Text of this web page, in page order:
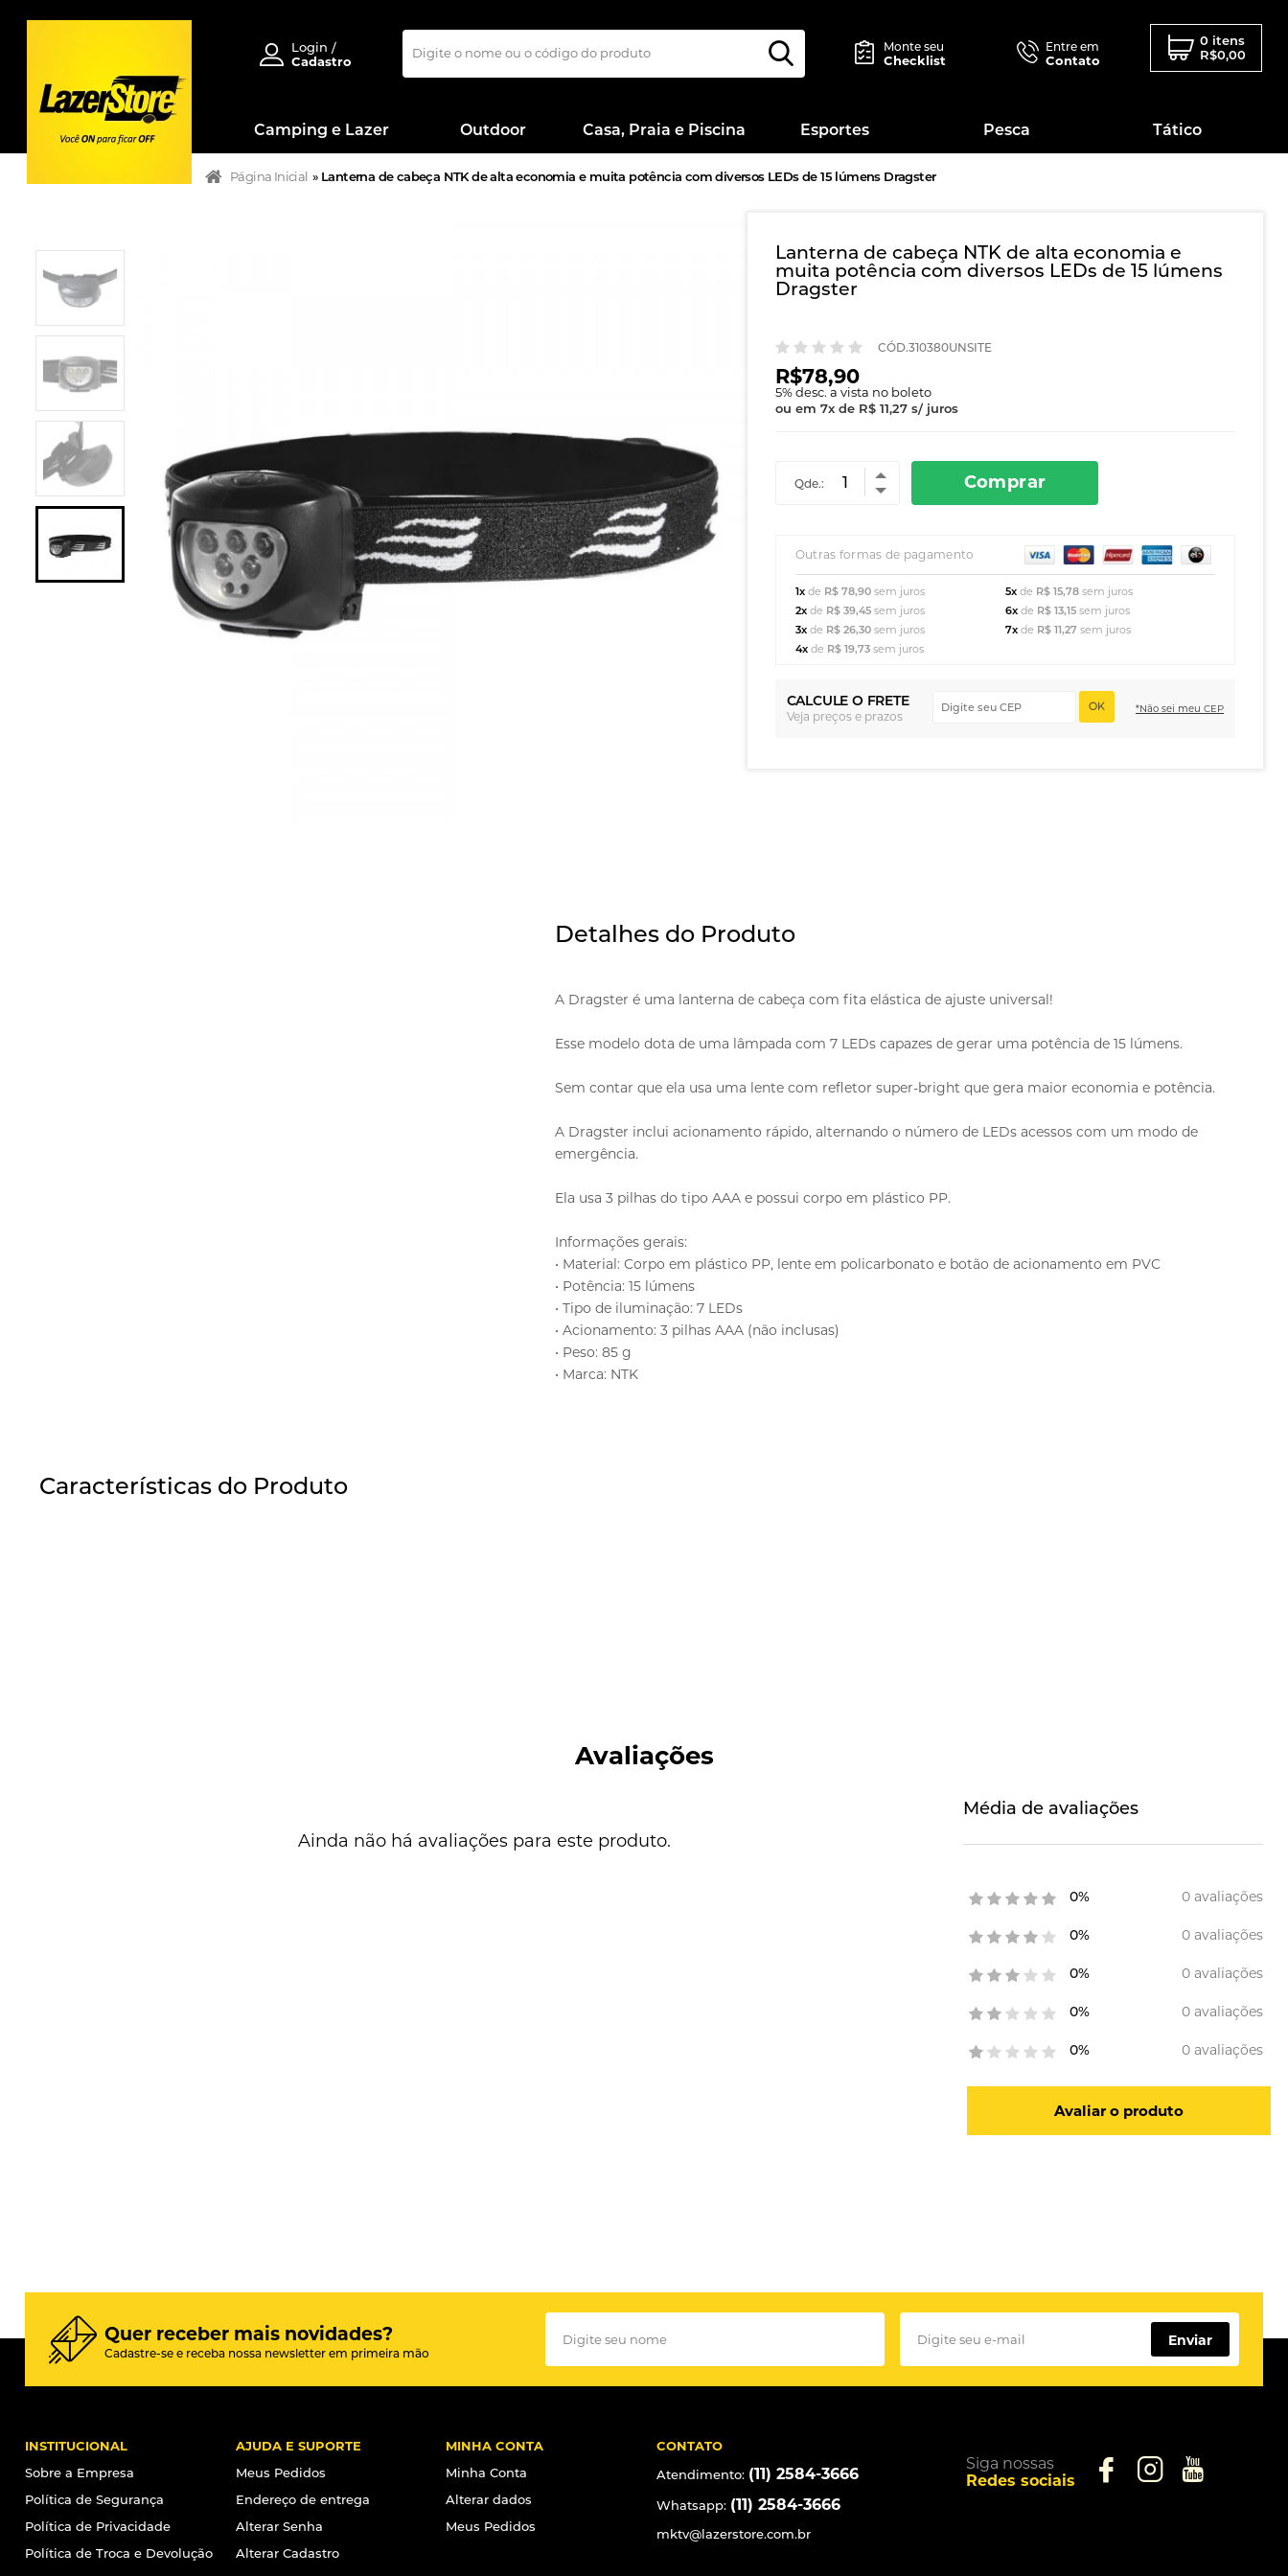
Login /
Cadastro
Monte seu
Checklist
Entre em
Contato
0 itens
R$0,00
Camping e Lazer Outdoor Casa, Praia e Piscina Esportes Pesca Tático
Página Inicial » Lanterna de cabeça NTK de alta economia e muita potência com diversos LEDs de 15 lúmens Dragster
Lanterna de cabeça NTK de alta economia e
muita potência com diversos LEDs de 15 lúmens
Dragster
CÓD.310380UNSITE
R$78,90
5% desc. a vista no boleto
ou em 7xde R$ 11,27s/ juros
Qde.: Comprar
Outras formas de pagamento
1x de R$ 78,90sem juros
2x de R$ 39,45sem juros
3x de R$ 26,30sem juros
4x de R$ 19,73sem juros
5x de R$ 15,78sem juros
6x de R$ 13,15sem juros
7x de R$ 11,27sem juros
CALCULE O FRETE
Veja preços e prazos
OK *Não sei meu CEP
Detalhes do Produto
A Dragster é uma lanterna de cabeça com fita elástica de ajuste universal!
Esse modelo dota de uma lâmpada com 7 LEDs capazes de gerar uma potência de 15 lúmens.
Sem contar que ela usa uma lente com refletor super-bright que gera maior economia e potência.
A Dragster inclui acionamento rápido, alternando o número de LEDs acessos com um modo de
emergência.
Ela usa 3 pilhas do tipo AAA e possui corpo em plástico PP.
Informações gerais:
• Material: Corpo em plástico PP, lente em policarbonato e botão de acionamento em PVC
• Potência: 15 lúmens
• Tipo de iluminação: 7 LEDs
• Acionamento: 3 pilhas AAA (não inclusas)
• Peso: 85 g
• Marca: NTK
Características do Produto
Avaliações
Ainda não há avaliações para este produto.
Média de avaliações
0% 0 avaliações
0% 0 avaliações
0% 0 avaliações
0% 0 avaliações
0% 0 avaliações
Avaliar o produto
Quer receber mais novidades?
Cadastre-se e receba nossa newsletter em primeira mão
Enviar
INSTITUCIONAL
Sobre a Empresa
Política de Segurança
Política de Privacidade
Política de Troca e Devolução
AJUDA E SUPORTE
Meus Pedidos
Endereço de entrega
Alterar Senha
Alterar Cadastro
MINHA CONTA
Minha Conta
Alterar dados
Meus Pedidos
CONTATO
Atendimento: (11) 2584-3666
Whatsapp: (11) 2584-3666
mktv@lazerstore.com.br
Siga nossas
Redes sociais